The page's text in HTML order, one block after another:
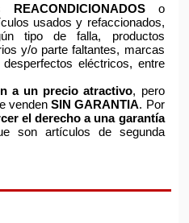
REACONDICIONADOSo
usados y refaccionados,
tipo de falla, productos
y/o parte faltantes, marcas
eléctricos, entre
a un precio atractivo, pero
vendenSIN GARANTIA. Por
el derecho a una garantía
son artículos de segunda